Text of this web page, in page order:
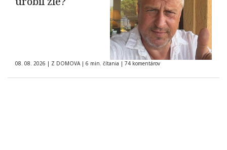
08. 08. 2026 | Z DOMOVA | 6 min. čítania | 74 komentárov